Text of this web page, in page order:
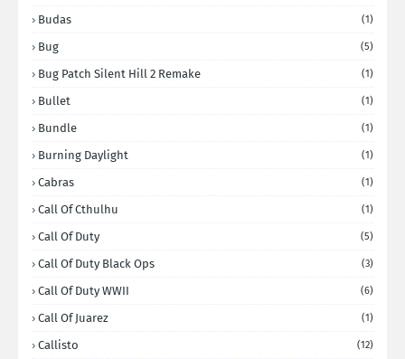
Budas (1)
Bug (5)
Bug Patch Silent Hill 2 Remake (1)
Bullet (1)
Bundle (1)
Burning Daylight (1)
Cabras (1)
Call Of Cthulhu (1)
Call Of Duty (5)
Call Of Duty Black Ops (3)
Call Of Duty WWII (6)
Call Of Juarez (1)
Callisto (12)